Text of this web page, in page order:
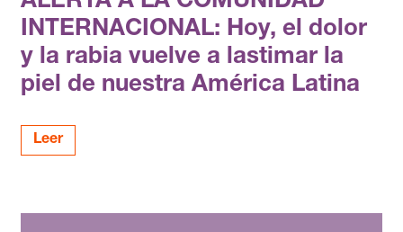
INTERNACIONAL: Hoy, el dolor
y la rabia vuelve a lastimar la
piel de nuestra América Latina
Leer